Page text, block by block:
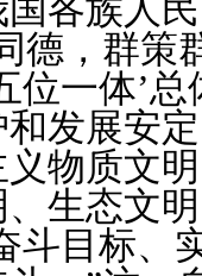
各族人
德，群策
位一体’
和发展安
物质文
生态文
斗目标、